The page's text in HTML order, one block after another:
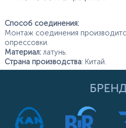
Способ соединения:
Монтаж соединения
опрессовки.
Материал:латунь.
Страна производства: Китай.